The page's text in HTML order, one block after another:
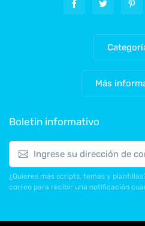
Más
Boletin informativo
¿Quieres más scripts, temas y
correo para recibir una notificación